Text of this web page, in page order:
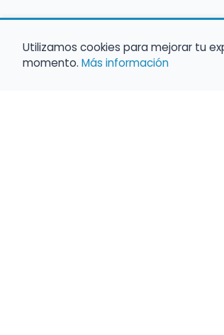
Utilizamos cookies para mejorar tu
momento. Más información